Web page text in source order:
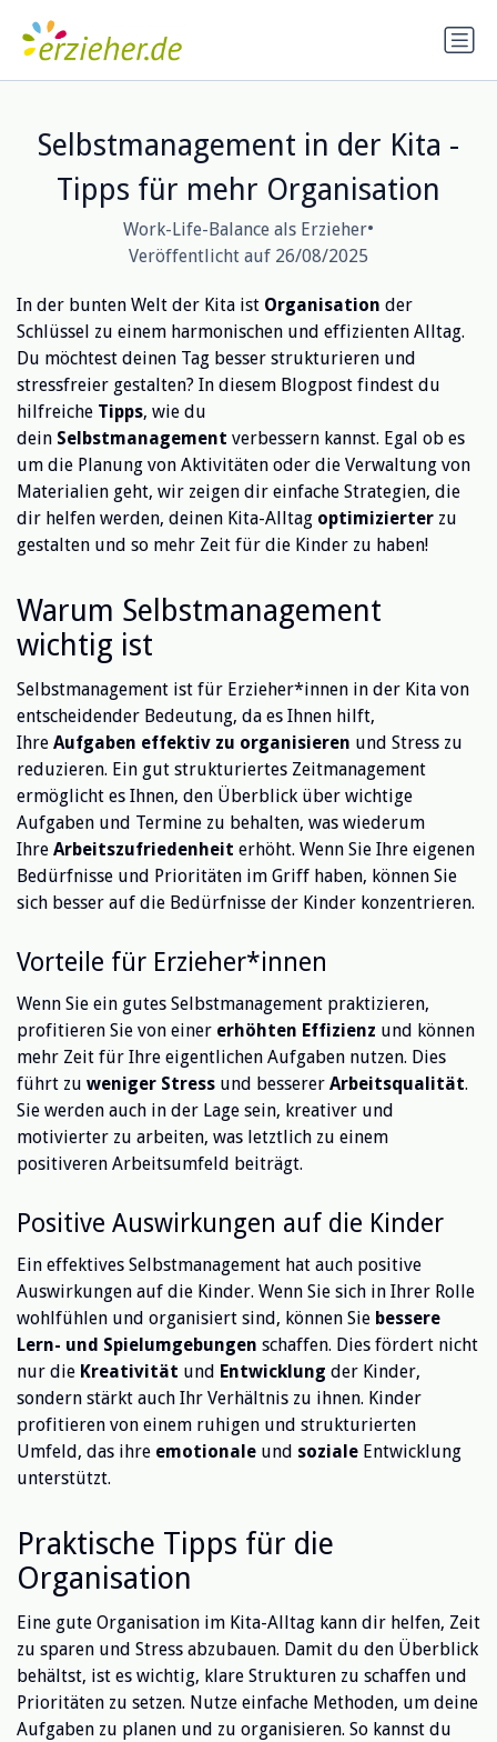
Selbstmanagement in der Kita -
Tipps für mehr Organisation
Work-Life-Balance als Erzieher•
Veröffentlicht auf 26/08/2025
In der bunten Welt der Kita ist Organisation der
Schlüssel zu einem harmonischen und effizienten Alltag.
Du möchtest deinen Tag besser strukturieren und
stressfreier gestalten? In diesem Blogpost findest du
hilfreiche Tipps, wie du
dein Selbstmanagement verbessern kannst. Egal ob es
um die Planung von Aktivitäten oder die Verwaltung von
Materialien geht, wir zeigen dir einfache Strategien, die
dir helfen werden, deinen Kita-Alltag optimizierter zu
gestalten und so mehr Zeit für die Kinder zu haben!
Warum Selbstmanagement
wichtig ist
Selbstmanagement ist für Erzieher*innen in der Kita von
entscheidender Bedeutung, da es Ihnen hilft,
Ihre Aufgaben effektiv zu organisieren und Stress zu
reduzieren. Ein gut strukturiertes Zeitmanagement
ermöglicht es Ihnen, den Überblick über wichtige
Aufgaben und Termine zu behalten, was wiederum
Ihre Arbeitszufriedenheit erhöht. Wenn Sie Ihre eigenen
Bedürfnisse und Prioritäten im Griff haben, können Sie
sich besser auf die Bedürfnisse der Kinder konzentrieren.
Vorteile für Erzieher*innen
Wenn Sie ein gutes Selbstmanagement praktizieren,
profitieren Sie von einer erhöhten Effizienz und können
mehr Zeit für Ihre eigentlichen Aufgaben nutzen. Dies
führt zu weniger Stress und besserer Arbeitsqualität.
Sie werden auch in der Lage sein, kreativer und
motivierter zu arbeiten, was letztlich zu einem
positiveren Arbeitsumfeld beiträgt.
Positive Auswirkungen auf die Kinder
Ein effektives Selbstmanagement hat auch positive
Auswirkungen auf die Kinder. Wenn Sie sich in Ihrer Rolle
wohlfühlen und organisiert sind, können Sie bessere
Lern- und Spielumgebungen schaffen. Dies fördert nicht
nur die Kreativität und Entwicklung der Kinder,
sondern stärkt auch Ihr Verhältnis zu ihnen. Kinder
profitieren von einem ruhigen und strukturierten
Umfeld, das ihre emotionale und soziale Entwicklung
unterstützt.
Praktische Tipps für die
Organisation
Eine gute Organisation im Kita-Alltag kann dir helfen, Zeit
zu sparen und Stress abzubauen. Damit du den Überblick
behältst, ist es wichtig, klare Strukturen zu schaffen und
Prioritäten zu setzen. Nutze einfache Methoden, um deine
Aufgaben zu planen und zu organisieren. So kannst du